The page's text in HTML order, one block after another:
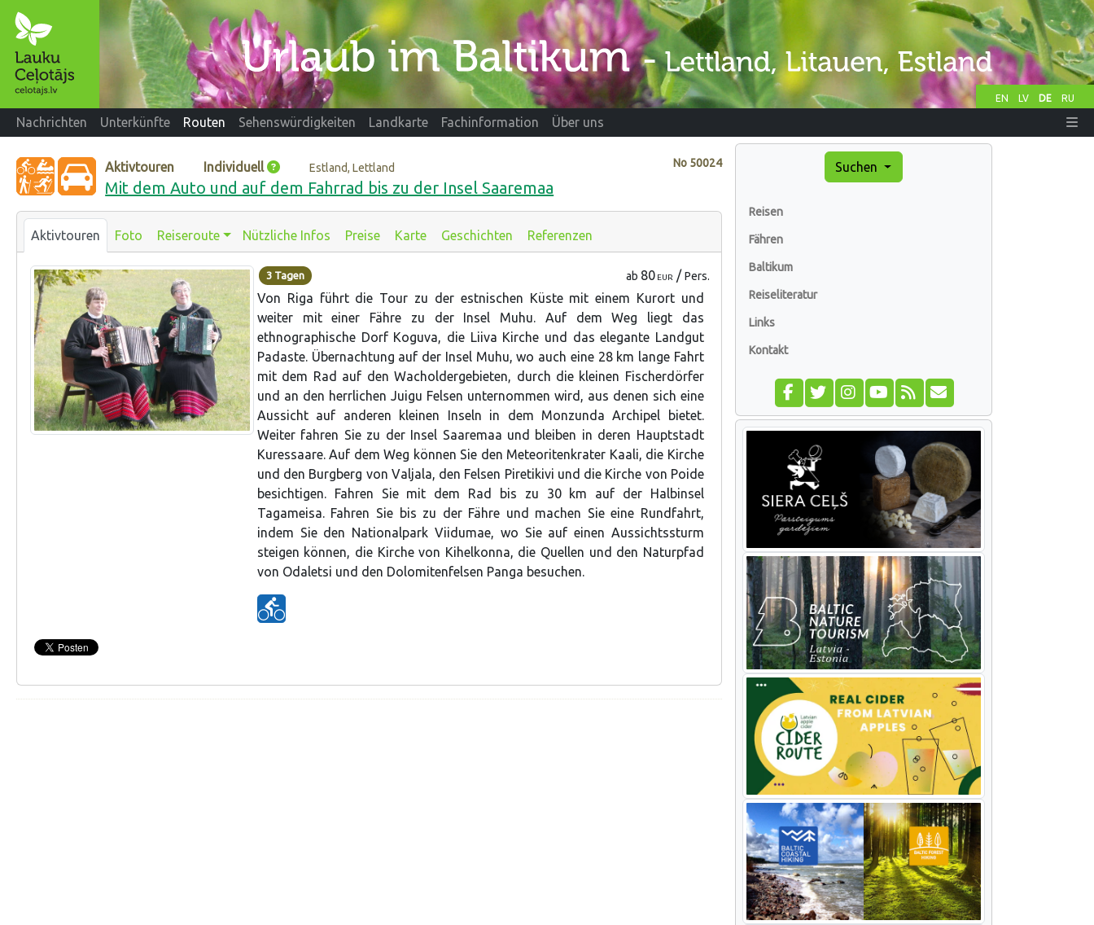
EN LV DE RU
Nachrichten Unterkünfte Routen Sehenswürdigkeiten Landkarte Fachinformation Über uns
No 50024
Aktivtouren Individuell Estland, Lettland
Mit dem Auto und auf dem Fahrrad bis zu der Insel Saaremaa
Aktivtouren Foto Reiseroute Nützliche Infos Preise Karte Geschichten Referenzen
ab 80EUR /Pers.
3 Tagen
Von Riga führt die Tour zu der estnischen Küste mit einem Kurort und
weiter mit einer Fähre zu der Insel Muhu. Auf dem Weg liegt das
ethnographische Dorf Koguva, die Liiva Kirche und das elegante Landgut
Padaste. Übernachtung auf der Insel Muhu, wo auch eine 28 km lange Fahrt
mit dem Rad auf den Wacholdergebieten, durch die kleinen Fischerdörfer
und an den herrlichen Juigu Felsen unternommen wird, aus denen sich eine
Aussicht auf anderen kleinen Inseln in dem Monzunda Archipel bietet.
Weiter fahren Sie zu der Insel Saaremaa und bleiben in deren Hauptstadt
Kuressaare. Auf dem Weg können Sie den Meteoritenkrater Kaali, die Kirche
und den Burgberg von Valjala, den Felsen Piretikivi und die Kirche von Poide
besichtigen. Fahren Sie mit dem Rad bis zu 30 km auf der Halbinsel
Tagameisa. Fahren Sie bis zu der Fähre und machen Sie eine Rundfahrt,
indem Sie den Nationalpark Viidumae, wo Sie auf einen Aussichtssturm
steigen können, die Kirche von Kihelkonna, die Quellen und den Naturpfad
von Odaletsi und den Dolomitenfelsen Panga besuchen.
Suchen
Reisen
Fähren
Baltikum
Reiseliteratur
Links
Kontakt